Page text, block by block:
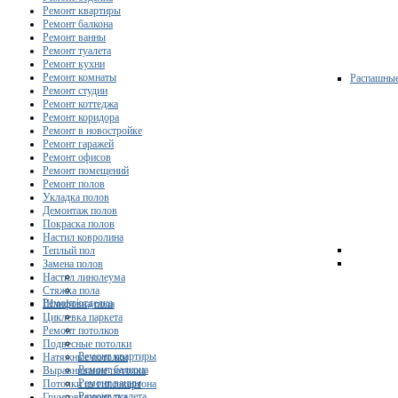
Ремонт/отделка
Ремонт квартиры
Ремонт балкона
Ремонт ванны
Ремонт квартиры
Ремонт балкона
Ремонт ванны
Ремонт туалета
Ремонт кухни
Ремонт комнаты
Ремонт студии
Ремонт коттеджа
Ремонт коридора
Ремонт в новостройке
Ремонт гаражей
Ремонт офисов
Ремонт помещений
Ремонт полов
Укладка полов
Демонтаж полов
Покраска полов
Настил ковролина
Теплый пол
Замена полов
Настил линолеума
Стяжка пола
Шлифовка пола
Циклевка паркета
Ремонт потолков
Подвесные потолки
Натяжные потолки
Выравнивание потолка
Потолки из гипсокартона